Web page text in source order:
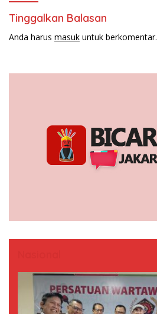
Tinggalkan Balasan
Anda harus masuk untuk berkomentar.